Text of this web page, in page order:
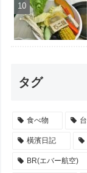
タグ
食べ物
橫濱日記
BR(エバー航空)